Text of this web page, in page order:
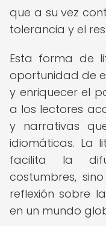
que a su vez
tolerancia y el
Esta forma de
oportunidad de
y enriquecer el
a los lectores
y narrativas
idiomáticas. La
facilita la
costumbres,
reflexión sobre
en un mundo